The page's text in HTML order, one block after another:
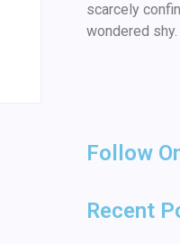
scarcely
wondered shy.
Follow
Recent